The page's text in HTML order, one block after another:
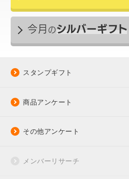
スタンプギフト
商品アンケート
その他アンケート
メンバーリサーチ